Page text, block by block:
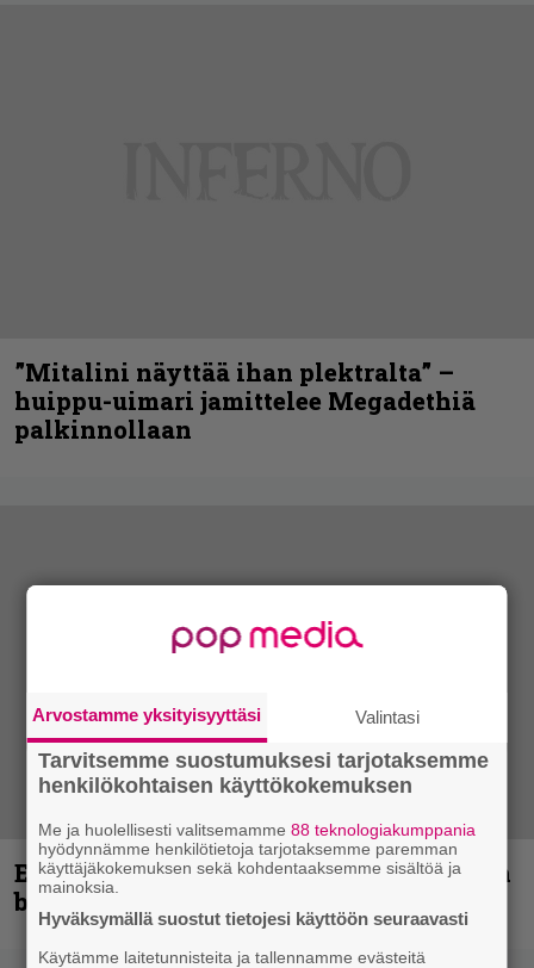
”Mitalini näyttää ihan plektralta” –
huippu-uimari jamittelee Megadethiä
palkinnollaan
Espoon syyskuu käynnistyy kotimaisen
black metalin merkeissä
Arvostamme yksityisyyttäsi Valintasi
Tarvitsemme suostumuksesi tarjotaksemme
henkilökohtaisen käyttökokemuksen
Me ja huolellisesti valitsemamme88 teknologiakumppania
hyödynnämme henkilötietoja tarjotaksemme paremman
käyttäjäkokemuksen sekä kohdentaaksemme sisältöä ja
mainoksia.
Hyväksymällä suostut tietojesi käyttöön seuraavasti
Käytämme laitetunnisteita ja tallennamme evästeitä